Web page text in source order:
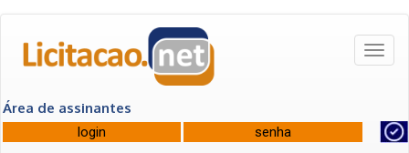
Área de assinantes